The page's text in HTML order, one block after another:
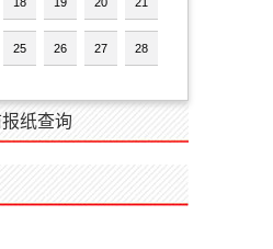
25 26 27 28
纸查询